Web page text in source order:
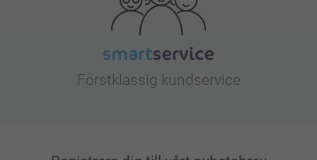
Förstklassig kundservice